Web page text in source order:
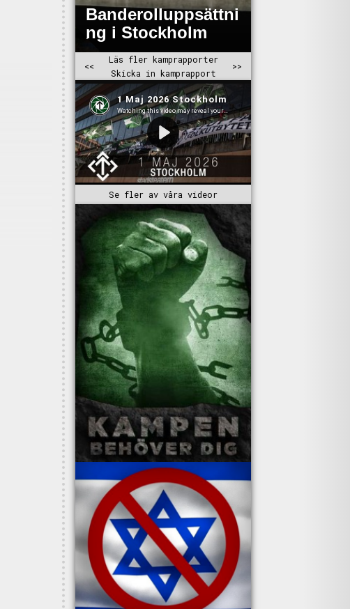
Se fler av våra videor